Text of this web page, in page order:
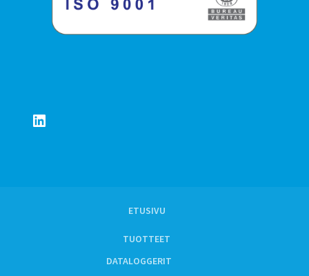
LinkedIn
ETUSIVU
TUOTTEET
DATALOGGERIT